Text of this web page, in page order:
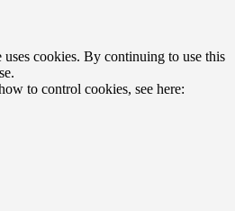
cookies. By continuing to use this
to control cookies, see here: